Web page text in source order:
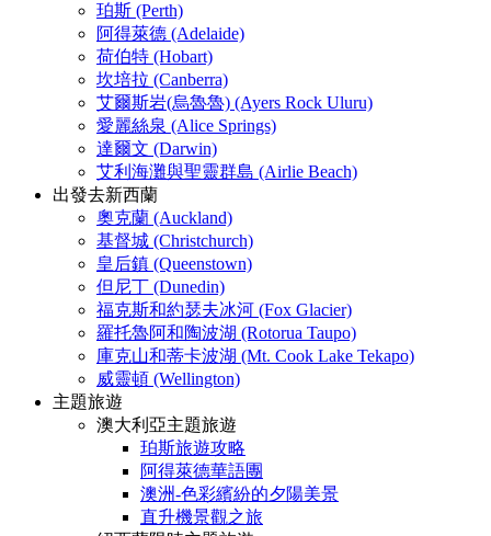
珀斯 (Perth)
阿得萊德 (Adelaide)
荷伯特 (Hobart)
坎培拉 (Canberra)
艾爾斯岩(烏魯魯) (Ayers Rock Uluru)
愛麗絲泉 (Alice Springs)
達爾文 (Darwin)
艾利海灘與聖靈群島 (Airlie Beach)
出發去新西蘭
奧克蘭 (Auckland)
基督城 (Christchurch)
皇后鎮 (Queenstown)
但尼丁 (Dunedin)
福克斯和約瑟夫冰河 (Fox Glacier)
羅托魯阿和陶波湖 (Rotorua Taupo)
庫克山和蒂卡波湖 (Mt. Cook Lake Tekapo)
威靈頓 (Wellington)
主題旅遊
澳大利亞主題旅遊
珀斯旅遊攻略
阿得萊德華語團
澳洲-色彩繽紛的夕陽美景
直升機景觀之旅